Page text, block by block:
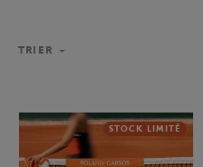
TRIER
STOCK LIMITÉ